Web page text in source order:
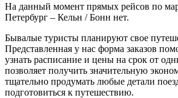
На данный момент прямых рейсов по
Петербург – Кельн / Бонн нет.
Бывалые туристы планируют свое
Представленная у нас форма заказов
узнать расписание и цены на срок от
позволяет получить значительную
тщательно продумать любые детали
подготовиться к путешествию.